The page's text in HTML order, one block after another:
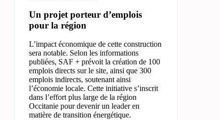
Un projet porteur d’emplois
pour la région
L’impact économique de cette construction
sera notable. Selon les informations
publiées, SAF + prévoit la création de 100
emplois directs sur le site, ainsi que 300
emplois indirects, soutenant ainsi
l’économie locale. Cette initiative s’inscrit
dans l’effort plus large de la région
Occitanie pour devenir un leader en
matière de transition énergétique.